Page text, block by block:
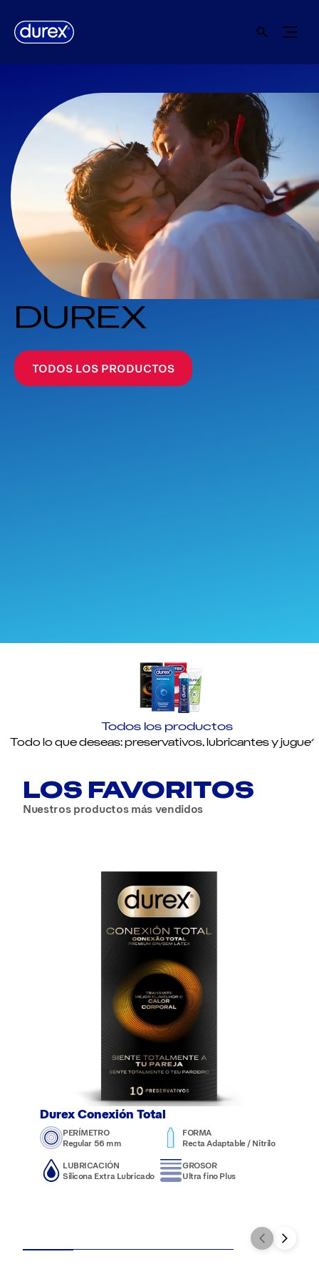
DUREX
TODOS LOS PRODUCTOS
Todos los productos
Todo lo que deseas: preservativos, lubricantes y
LOS FAVORITOS
Nuestros productos más vendidos
Durex Conexión Total
PERÍMETRO
Regular 56 mm
FORMA
Recta Adaptable / Nitrilo
LUBRICACIÓN
Silicona Extra Lubricado
GROSOR
Ultra fino Plus